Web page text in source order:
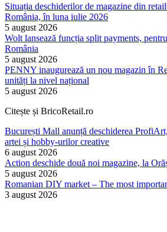
Situația deschiderilor de magazine din
România, în luna iulie 2026
5 august 2026
Wolt lansează funcția split payments,
România
5 august 2026
PENNY inaugurează un nou magazin în
unități la nivel național
5 august 2026
Citește și BricoRetail.ro
București Mall anunță deschiderea
artei și hobby-urilor creative
6 august 2026
Action deschide două noi magazine, la
5 august 2026
Romanian DIY market – The most
3 august 2026